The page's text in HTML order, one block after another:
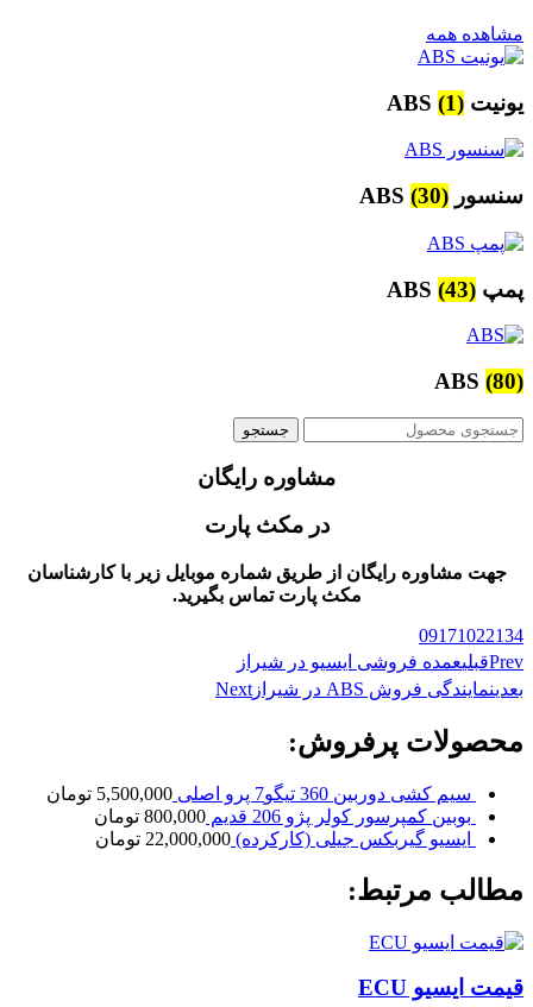
مشاهده همه
یونیت ABS (1)
سنسور ABS (30)
پمپ ABS (43)
ABS (80)
جستجو
مشاوره رایگان
در مکث پارت
جهت مشاوره رایگان از طریق شماره موبایل زیر با کارشناسان
مکث پارت تماس بگیرید.
09171022134
Prevقبلیعمده فروشی ایسیو در شیراز
بعدینمایندگی فروش ABS در شیراز Next
محصولات پرفروش:
سیم کشی دوربین 360 تیگو7 پرو اصلی 5,500,000 تومان
بوبین کمپرسور کولر پژو 206 قدیم
800,000 تومان
ایسیو گیربکس جیلی (کارکرده) 22,000,000 تومان
مطالب مرتبط:
قیمت ایسیو ECU